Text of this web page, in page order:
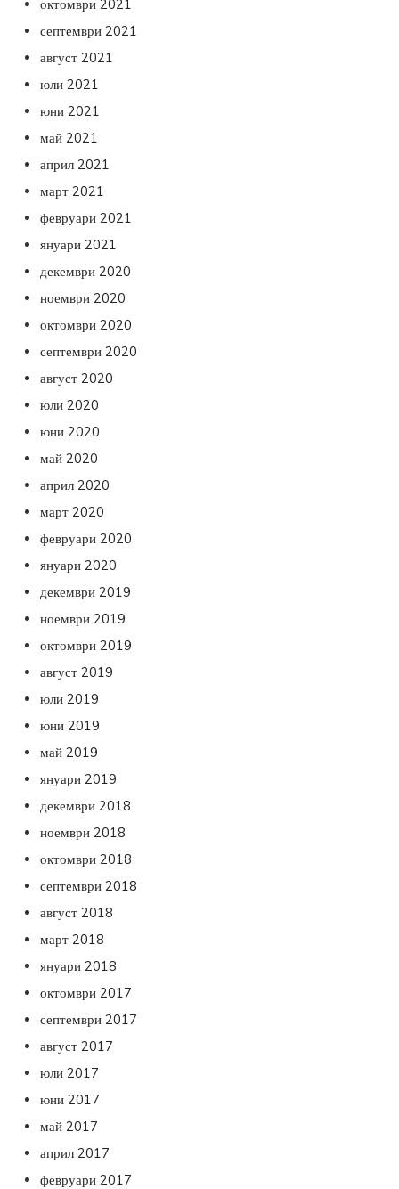
октомври 2021
септември 2021
август 2021
юли 2021
юни 2021
май 2021
април 2021
март 2021
февруари 2021
януари 2021
декември 2020
ноември 2020
октомври 2020
септември 2020
август 2020
юли 2020
юни 2020
май 2020
април 2020
март 2020
февруари 2020
януари 2020
декември 2019
ноември 2019
октомври 2019
август 2019
юли 2019
юни 2019
май 2019
януари 2019
декември 2018
ноември 2018
октомври 2018
септември 2018
август 2018
март 2018
януари 2018
октомври 2017
септември 2017
август 2017
юли 2017
юни 2017
май 2017
април 2017
февруари 2017